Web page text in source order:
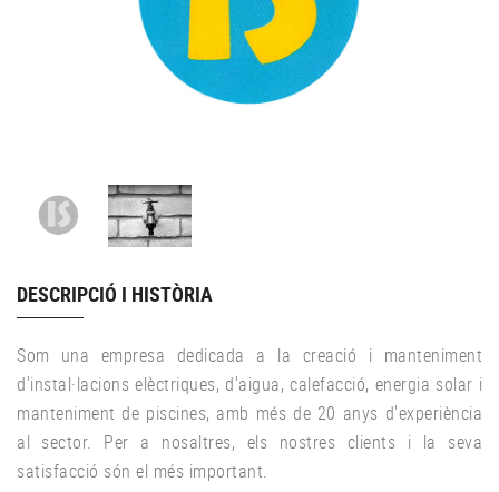
DESCRIPCIÓ I HISTÒRIA
Som una empresa dedicada a la creació i manteniment
d'instal·lacions elèctriques, d'aigua, calefacció, energia solar i
manteniment de piscines, amb més de 20 anys d'experiència
al sector. Per a nosaltres, els nostres clients i la seva
satisfacció són el més important.